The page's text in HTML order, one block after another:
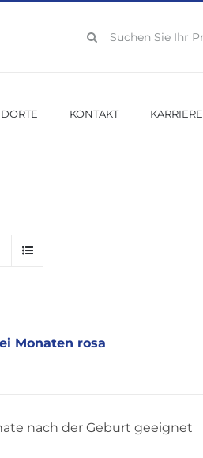
Suche
KONTAKT KARRIERE
Monaten rosa
nach der Geburt geeignet